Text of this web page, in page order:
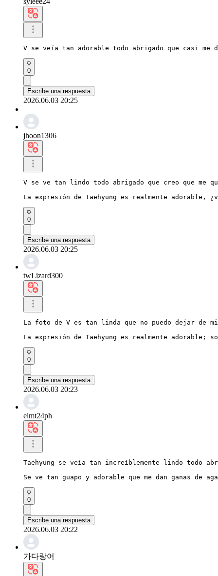
V se veía tan adorable todo abrigado que casi
0
Escribe una respuesta
2026.06.03 20:25
jhoon1306
V se ve tan lindo todo abrigado que creo que me
La expresión de Taehyung es realmente adorable,
0
Escribe una respuesta
2026.06.03 20:25
twLizard300
La foto de V es tan linda que no puedo dejar de
La expresión de Taehyung es realmente
0
Escribe una respuesta
2026.06.03 20:23
elmt24ph
Taehyung se veía tan increíblemente lindo todo
Se ve tan guapo y adorable que me dan ganas
0
Escribe una respuesta
2026.06.03 20:22
가다랑어